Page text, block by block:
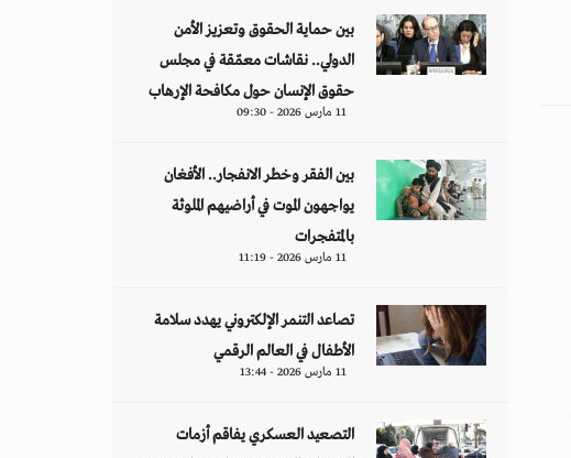
بين حماية الحقوق وتعزيز الأمن
الدولي.. نقاشات معمّقة في مجلس
حقوق الإنسان حول مكافحة الإرهاب
11 مارس 2026 - 09:30
بين الفقر وخطر الانفجار.. الأفغان
يواجهون الموت في أراضيهم الملوثة
بالمتفجرات
11 مارس 2026 - 11:19
تصاعد التنمر الإلكتروني يهدد سلامة
الأطفال في العالم الرقمي
11 مارس 2026 - 13:44
التصعيد العسكري يفاقم أزمات